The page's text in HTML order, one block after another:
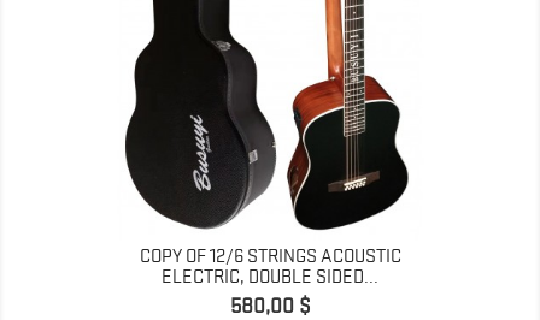
COPY OF 12/6 STRINGS ACOUSTIC
ELECTRIC, DOUBLE SIDED...
Preis
580,00 $